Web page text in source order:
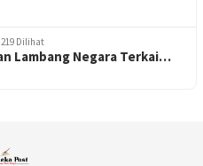
Dilihat
Lambang Negara Terkai…